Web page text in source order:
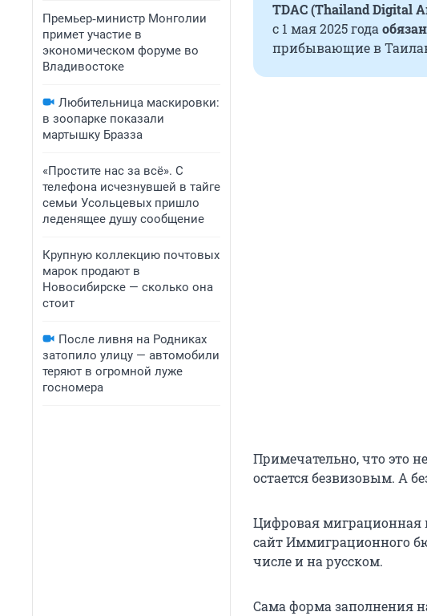
Премьер‑министр Монголии
примет участие в
экономическом форуме во
Владивостоке
Любительница маскировки:
в зоопарке показали
мартышку Бразза
«Простите нас за всё». С
телефона исчезнувшей в тайге
семьи Усольцевых пришло
леденящее душу сообщение
Крупную коллекцию почтовых
марок продают в
Новосибирске — сколько она
стоит
После ливня на Родниках
затопило улицу — автомобили
теряют в огромной луже
госномера
TDAC (Thailand Digital
с 1 мая 2025 года
прибывающие в
Примечательно, что это
остается безвизовым. А
Цифровая миграционная
сайт Иммиграционного
числе и на русском.
Сама форма заполнения